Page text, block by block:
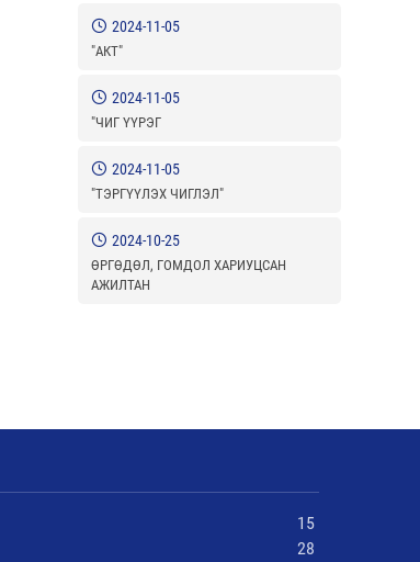
2024-11-05
"АКТ"
2024-11-05
"ЧИГ ҮҮРЭГ
2024-11-05
"ТЭРГҮҮЛЭХ ЧИГЛЭЛ"
2024-10-25
ӨРГӨДӨЛ, ГОМДОЛ ХАРИУЦСАН
АЖИЛТАН
15
28